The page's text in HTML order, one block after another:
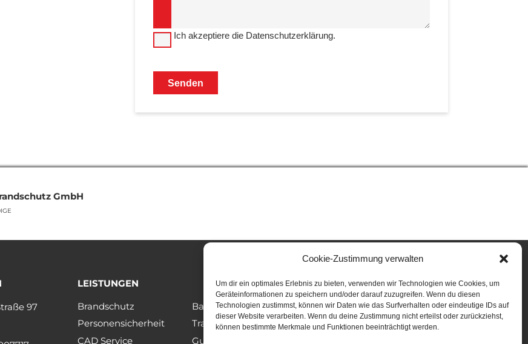
Cookie-Zustimmung verwalten
Um dir ein optimales Erlebnis zu bieten, verwenden wir Technologien wie Cookies, um
Geräteinformationen zu speichern und/oder darauf zuzugreifen. Wenn du diesen
Technologien zustimmst, können wir Daten wie das Surfverhalten oder eindeutige IDs auf
dieser Website verarbeiten. Wenn du deine Zustimmung nicht erteilst oder zurückziehst,
können bestimmte Merkmale und Funktionen beeinträchtigt werden.
Ich akzeptiere die Datenschutzerklärung.
GmbH
97
LEISTUNGEN
Brandschutz
Bauphysik
Personensicherheit
Tragwerk- / Bauplanung
CAD Service
Gutachten
INFO
Kontakt
Unternehmen